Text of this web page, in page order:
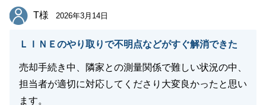
T様
T様 2026年3月14日
ＬＩＮＥのやり取りで不明点などがすぐ解消できた
売却手続き中、隣家との測量関係で難しい状況の中、
担当者が適切に対応してくださり大変良かったと思い
ます。